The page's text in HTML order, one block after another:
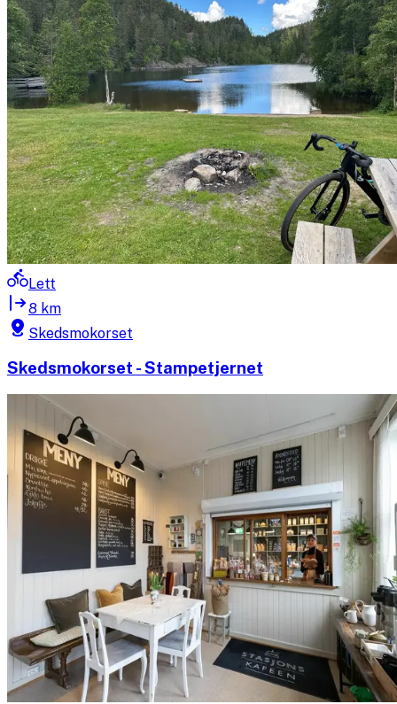
Lett
8 km
Skedsmokorset
Skedsmokorset - Stampetjernet